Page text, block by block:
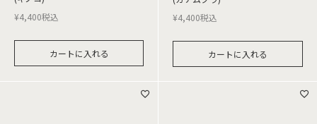
¥4,400税込
カートに入れる
¥4,400税込
カートに入れる